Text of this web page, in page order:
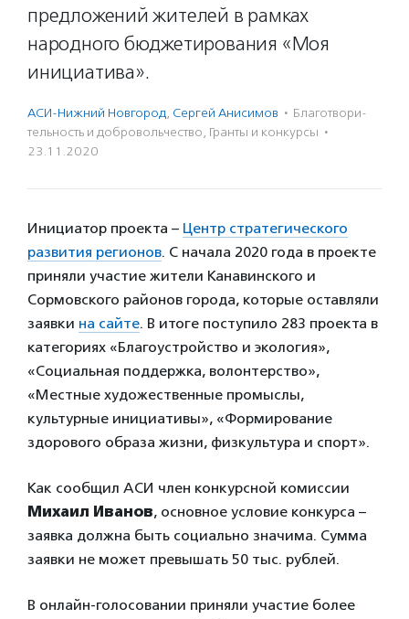
предложений жителей в рамках
народного бюджетирования «Моя
инициатива».
АСИ-Нижний Новгород, Сергей Анисимов · Благотвори­
тель­ность и доброволь­чест­во, Гранты и конкурсы ·
23.11.2020
Инициатор проекта – Центр стратегического
развития регионов. С начала 2020 года в проекте
приняли участие жители Канавинского и
Сормовского районов города, которые оставляли
заявки на сайте. В итоге поступило 283 проекта в
категориях «Благоустройство и экология»,
«Социальная поддержка, волонтерство»,
«Местные художественные промыслы,
культурные инициативы», «Формирование
здорового образа жизни, физкультура и спорт».
Как сообщил АСИ член конкурсной комиссии
Михаил Иванов, основное условие конкурса –
заявка должна быть социально значима. Сумма
заявки не может превышать 50 тыс. рублей.
В онлайн-голосовании приняли участие более